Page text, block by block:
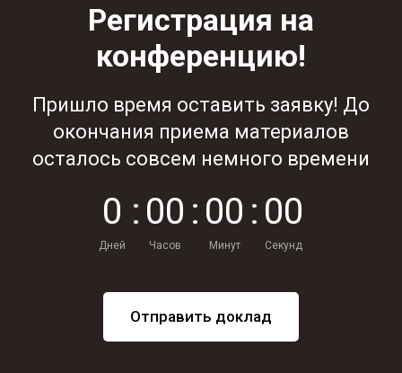
Регистрация на
конференцию!
Пришло время оставить заявку! До
окончания приема материалов
осталось совсем немного времени
0
Дней
: 00
Часов
: 00
Минут
: 00
Секунд
Отправить доклад